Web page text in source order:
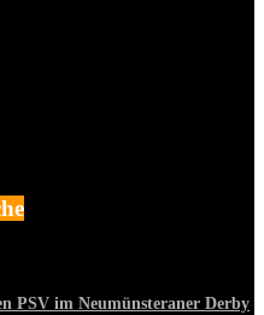
PSV im Neumünsteraner Derby